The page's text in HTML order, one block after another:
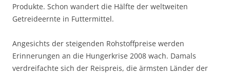
Produkte. Schon wandert die Hälfte der weltweiten
Getreideernte in Futtermittel.
Angesichts der steigenden Rohstoffpreise werden
Erinnerungen an die Hungerkrise 2008 wach. Damals
verdreifachte sich der Reispreis, die ärmsten Länder der